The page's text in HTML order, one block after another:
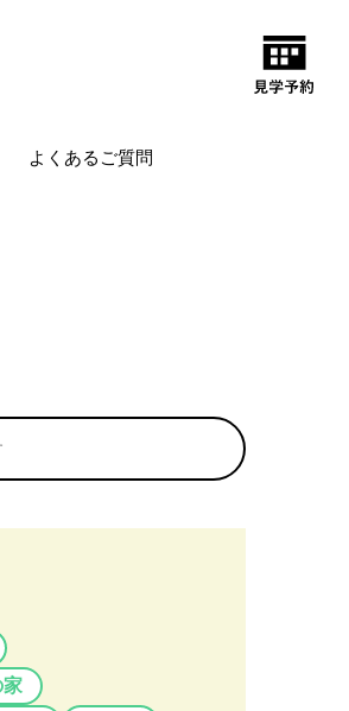
よくあるご質問